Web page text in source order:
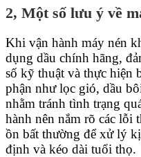
2, Một số lưu ý về
Khi vận hành máy nén
dụng dầu chính hãng,
số kỹ thuật và thực hiện
phận như lọc gió, dầu
nhằm tránh tình trạng
hành nên nắm rõ các lỗi
ồn bất thường để xử lý
định và kéo dài tuổi thọ.